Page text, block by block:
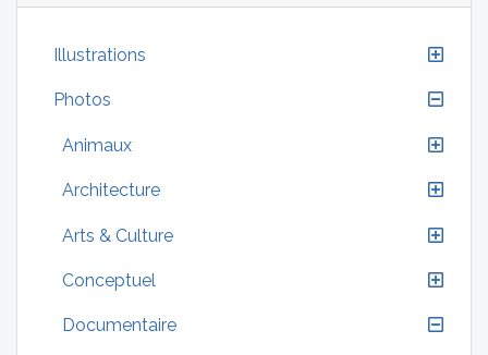
Illustrations
Photos
Animaux
Architecture
Arts & Culture
Conceptuel
Documentaire